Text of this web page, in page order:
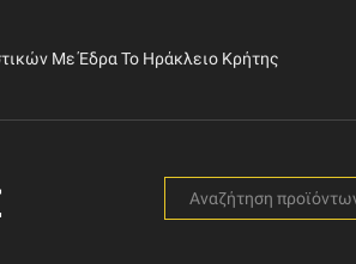
Με Έδρα Το Ηράκλειο Κρήτης